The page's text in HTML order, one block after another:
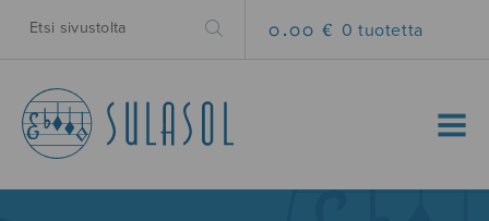
0.00 € 0 tuotetta
MENU